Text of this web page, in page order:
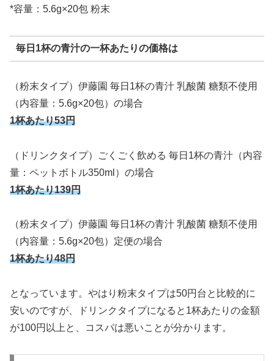
*容量：5.6g×20包 粉末
毎日1杯の青汁の一杯あたりの価格は
（粉末タイプ）伊藤園 毎日1杯の青汁 乳酸菌 糖類不使用
（内容量：5.6g×20包）の場合
1杯あたり53円
（ドリンクタイプ）ごくごく飲める 毎日1杯の青汁（内容
量：ペットボトル350ml）の場合
1杯あたり139円
（粉末タイプ）伊藤園 毎日1杯の青汁 乳酸菌 糖類不使用
（内容量：5.6g×20包）定便の場合
1杯あたり48円
となっています。やはり粉末タイプは50円台と比較的に
安いのですが、ドリンクタイプになると1杯あたりの金額
が100円以上と、コスパは悪いことが分かります。